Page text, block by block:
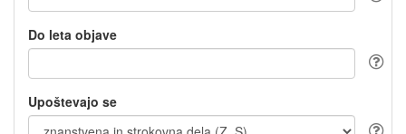
Do leta objave
Upoštevajo se